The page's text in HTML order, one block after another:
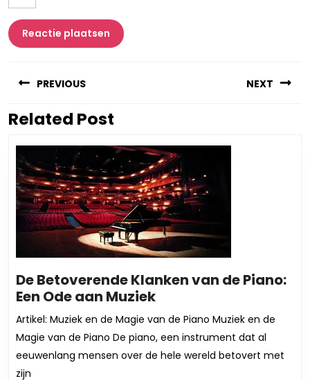
PREVIOUS
Vorig
NEXT
Related Post
De Betoverende Klanken van de Piano:
Een Ode aan MuziekDe
Betoverende
Klanken
van
de
Artikel: Muziek en de Magie van de Piano Muziek en de
Magie van de Piano De piano, een instrument dat al
eeuwenlang mensen over de hele wereld betovert met
zijn